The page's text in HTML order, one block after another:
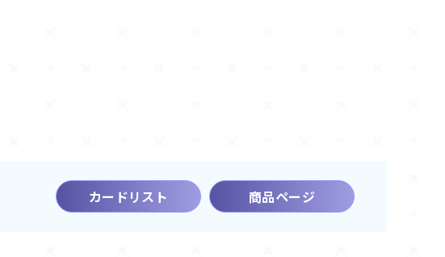
カードリスト 商品ページ